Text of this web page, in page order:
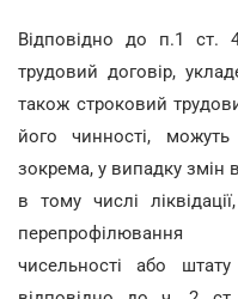
Відповідно до п.1 ст.
трудовий договір,
також строковий
його чинності, можуть
зокрема, у випадку змін
в тому числі
перепрофілювання
чисельності або